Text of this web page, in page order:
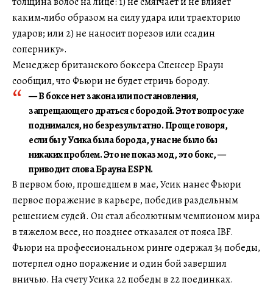
каким‑либо образом на силу удара или траекторию
ударов; или 2) не наносит порезов или ссадин
сопернику».
Менеджер британского боксера Спенсер Браун
сообщил, что Фьюри не будет стричь бороду.
— В боксе нет закона или постановления,
запрещающего драться с бородой. Этот вопрос уже
поднимался, но безрезультатно. Проще говоря,
если бы у Усика была борода, у нас не было бы
никаких проблем. Это не показ мод, это бокс, —
приводит слова Брауна ESPN.
В первом бою, прошедшем в мае, Усик нанес Фьюри
первое поражение в карьере, победив раздельным
решением судей. Он стал абсолютным чемпионом мира
в тяжелом весе, но позднее отказался от пояса IBF.
Фьюри на профессиональном ринге одержал 34 победы,
потерпел одно поражение и один бой завершил
вничью. На счету Усика 22 победы в 22 поединках.